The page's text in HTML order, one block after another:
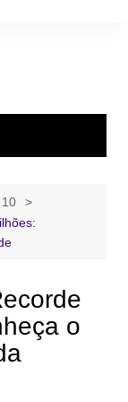
10
o